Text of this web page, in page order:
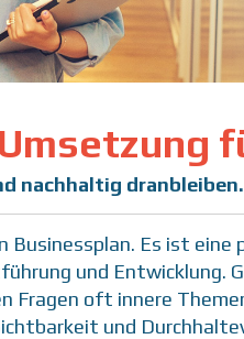
nachhaltig dranbleiben.
Businessplan. Es ist
und Entwicklung.
Fragen oft innere
und